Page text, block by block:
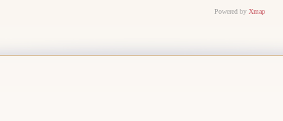
Powered by Xmap